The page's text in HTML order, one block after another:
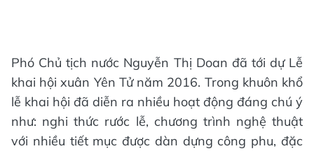
Phó Chủ tịch nước Nguyễn Thị Doan đã tới dự Lễ
khai hội xuân Yên Tử năm 2016. Trong khuôn khổ
lễ khai hội đã diễn ra nhiều hoạt động đáng chú ý
như: nghi thức rước lễ, chương trình nghệ thuật
với nhiều tiết mục được dàn dựng công phu, đặc